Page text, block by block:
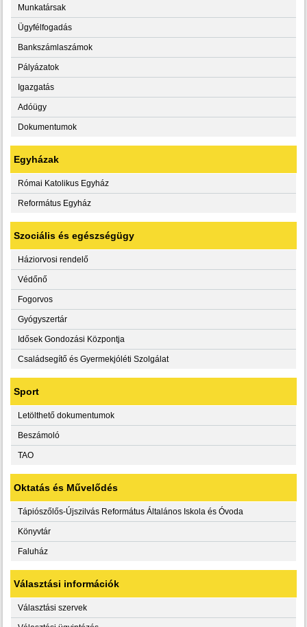
Munkatársak
Ügyfélfogadás
Bankszámlaszámok
Pályázatok
Igazgatás
Adóügy
Dokumentumok
Egyházak
Római Katolikus Egyház
Református Egyház
Szociális és egészségügy
Háziorvosi rendelő
Védőnő
Fogorvos
Gyógyszertár
Idősek Gondozási Központja
Családsegítő és Gyermekjóléti Szolgálat
Sport
Letölthető dokumentumok
Beszámoló
TAO
Oktatás és Művelődés
Tápiószőlős-Újszilvás Református Általános Iskola és Óvoda
Könyvtár
Faluház
Választási információk
Választási szervek